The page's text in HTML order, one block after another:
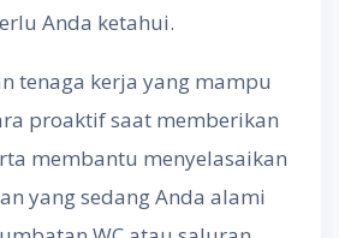
Anda ketahui.
tenaga kerja yang mampu
proaktif saat memberikan
membantu menyelasaikan
yang sedang Anda alami